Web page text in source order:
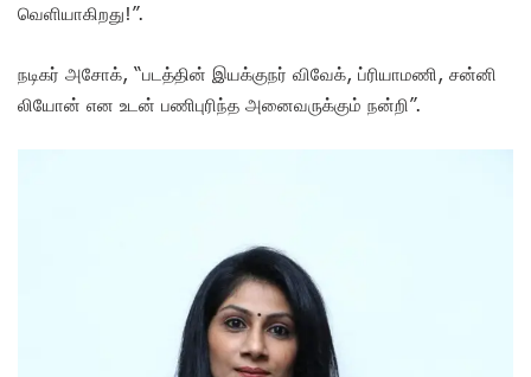
வெளியாகிறது!”.
நடிகர் அசோக், “படத்தின் இயக்குநர் விவேக், ப்ரியாமணி, சன்னி
லியோன் என உடன் பணிபுரிந்த அனைவருக்கும் நன்றி”.